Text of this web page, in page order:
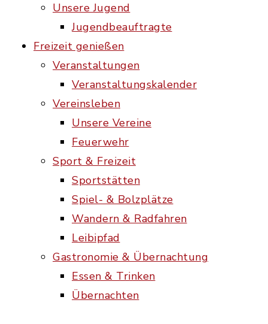
Unsere Jugend
Jugendbeauftragte
Freizeit genießen
Veranstaltungen
Veranstaltungskalender
Vereinsleben
Unsere Vereine
Feuerwehr
Sport & Freizeit
Sportstätten
Spiel- & Bolzplätze
Wandern & Radfahren
Leibipfad
Gastronomie & Übernachtung
Essen & Trinken
Übernachten